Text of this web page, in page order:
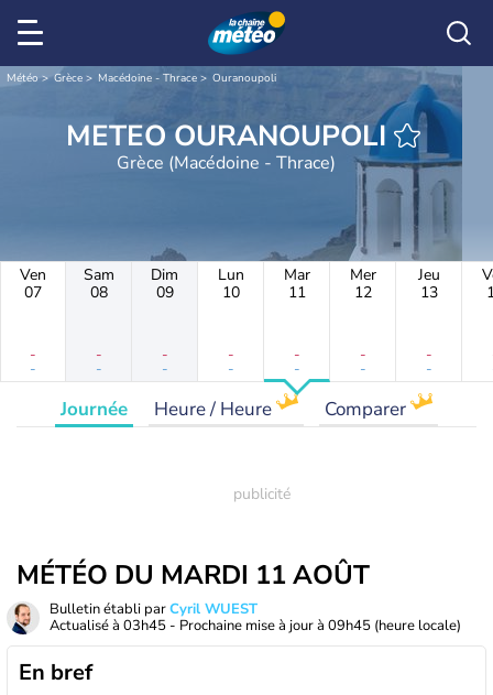
Météo Grèce Macédoine - Thrace Ouranoupoli
METEO OURANOUPOLI
Grèce (Macédoine - Thrace)
Ven
07
-
-
Sam
08
-
-
Dim
09
-
-
Lun
10
-
-
Mar
11
-
-
Mer
12
-
-
Jeu
13
-
-
Journée Heure / Heure Comparer
MÉTÉO DU MARDI 11 AOÛT
Bulletin établi parCyril WUEST
Actualisé à 03h45 - Prochaine mise à jour à 09h45 (heure locale)
En bref